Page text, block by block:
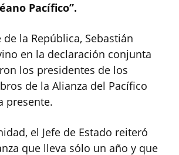
Pacífico”.
de la República, Sebastián
en la declaración conjunta
los presidentes de los
de la Alianza del Pacífico
presente.
el Jefe de Estado reiteró
que lleva sólo un año y que